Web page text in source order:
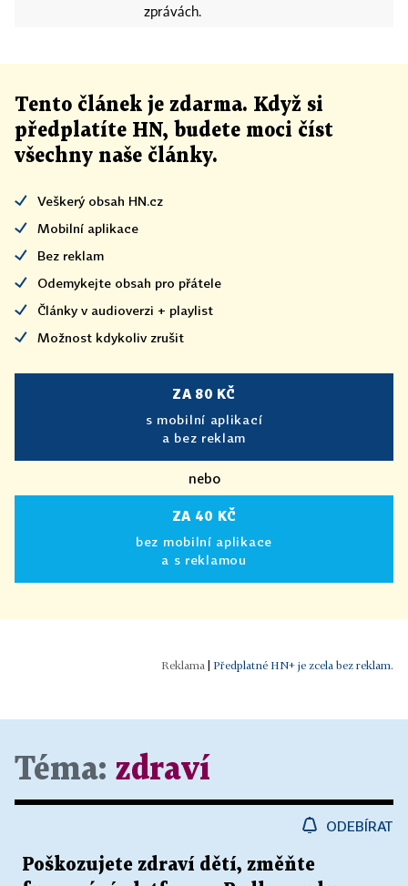
zprávách.
Tento článek je zdarma. Když si
předplatíte HN, budete moci číst
všechny naše články.
Veškerý obsah HN.cz
Mobilní aplikace
Bez reklam
Odemykejte obsah pro přátele
Články v audioverzi + playlist
Možnost kdykoliv zrušit
ZA 80 KČ
s mobilní aplikací
a bez reklam
nebo
ZA 40 KČ
bez mobilní aplikace
a s reklamou
| Předplatné HN+ je zcela bez reklam.
Téma: zdraví
ODEBÍRAT
Poškozujete zdraví dětí, změňte